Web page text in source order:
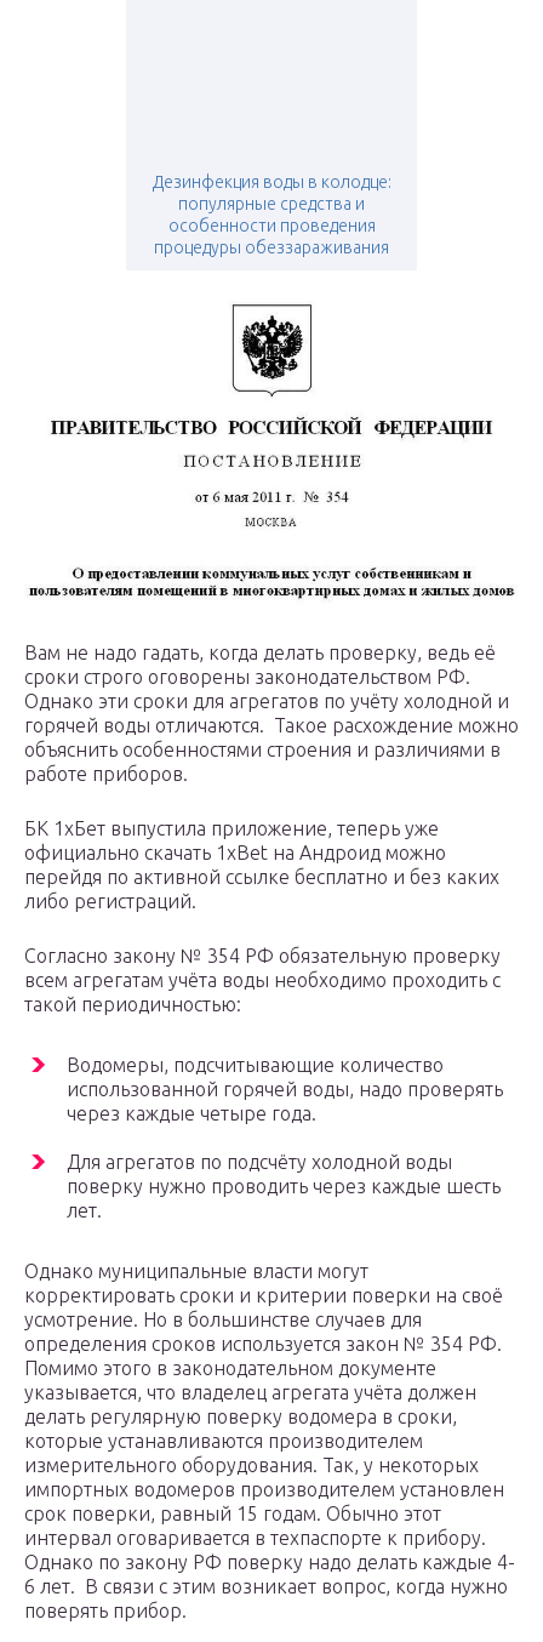
Дезинфекция воды в колодце:
популярные средства и
особенности проведения
процедуры обеззараживания
Вам не надо гадать, когда делать проверку, ведь её
сроки строго оговорены законодательством РФ.
Однако эти сроки для агрегатов по учёту холодной и
горячей воды отличаются. Такое расхождение можно
объяснить особенностями строения и различиями в
работе приборов.
БК 1хБет выпустила приложение, теперь уже
официально скачать 1xBet на Андроид можно
перейдя по активной ссылке бесплатно и без каких
либо регистраций.
Согласно закону № 354 РФ обязательную проверку
всем агрегатам учёта воды необходимо проходить с
такой периодичностью:
Водомеры, подсчитывающие количество
использованной горячей воды, надо проверять
через каждые четыре года.
Для агрегатов по подсчёту холодной воды
поверку нужно проводить через каждые шесть
лет.
Однако муниципальные власти могут
корректировать сроки и критерии поверки на своё
усмотрение. Но в большинстве случаев для
определения сроков используется закон № 354 РФ.
Помимо этого в законодательном документе
указывается, что владелец агрегата учёта должен
делать регулярную поверку водомера в сроки,
которые устанавливаются производителем
измерительного оборудования. Так, у некоторых
импортных водомеров производителем установлен
срок поверки, равный 15 годам. Обычно этот
интервал оговаривается в техпаспорте к прибору.
Однако по закону РФ поверку надо делать каждые 4-
6 лет. В связи с этим возникает вопрос, когда нужно
поверять прибор.